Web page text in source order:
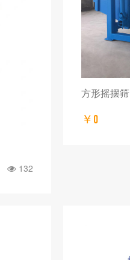
132
方形摇摆筛
￥0